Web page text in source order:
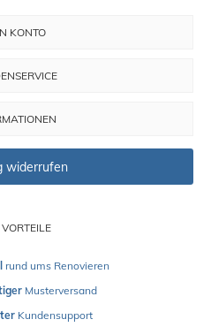
VORTEILE
rund ums Renovieren
Musterversand
Kundensupport
KONTO
widerrufen